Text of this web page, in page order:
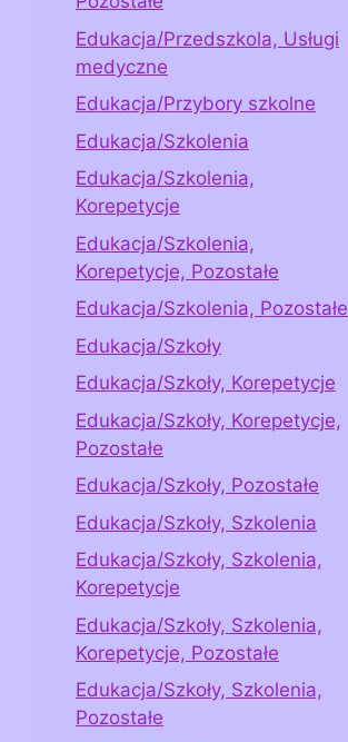
Edukacja/Przedszkola, Usługi
medyczne
Edukacja/Przybory szkolne
Edukacja/Szkolenia
Edukacja/Szkolenia,
Korepetycje
Edukacja/Szkolenia,
Korepetycje, Pozostałe
Edukacja/Szkolenia, Pozostałe
Edukacja/Szkoły
Edukacja/Szkoły, Korepetycje
Edukacja/Szkoły, Korepetycje,
Pozostałe
Edukacja/Szkoły, Pozostałe
Edukacja/Szkoły, Szkolenia
Edukacja/Szkoły, Szkolenia,
Korepetycje
Edukacja/Szkoły, Szkolenia,
Korepetycje, Pozostałe
Edukacja/Szkoły, Szkolenia,
Pozostałe